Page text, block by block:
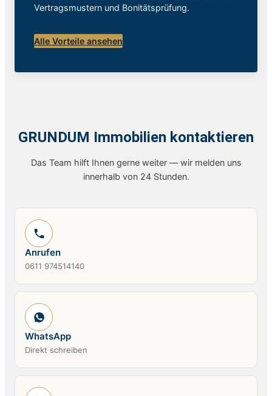
Vertragsmustern und Bonitätsprüfung.
Alle Vorteile ansehen
GRUNDUM Immobilien kontaktieren
Das Team hilft Ihnen gerne weiter — wir melden uns
innerhalb von 24 Stunden.
Anrufen
0611 974514140
WhatsApp
Direkt schreiben